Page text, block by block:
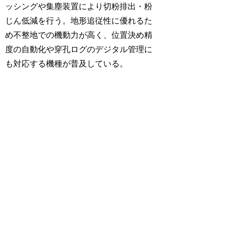
ッシングや集塵装置により切粉排出・粉
じん低減を行う。地形追従性に優れるた
め不整地での機動力が高く、位置決め精
度の自動化や穿孔ログのデジタル管理に
も対応する機種が普及している。